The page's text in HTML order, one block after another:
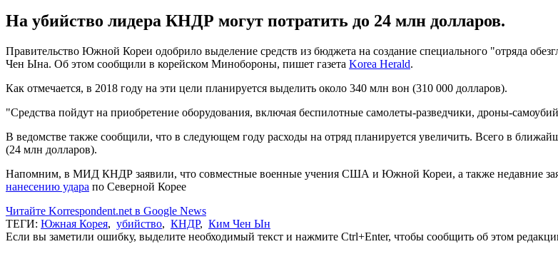
На убийство лидера КНДР могут потратить до 24 млн долларов.
Правительство Южной Кореи одобрило выделение средств из бюджета на создание специального "отряда
Чен Ына. Об этом сообщили в корейском Минобороны, пишет газета Korea Herald.
Как отмечается, в 2018 году на эти цели планируется выделить около 340 млн вон (310 000 долларов).
"Средства пойдут на приобретение оборудования, включая беспилотные самолеты-разведчики, дроны-
В ведомстве также сообщили, что в следующем году расходы на отряд планируется увеличить. Всего в
(24 млн долларов).
Напомним, в МИД КНДР заявили, что совместные военные учения США и Южной Кореи, а также недавние
нанесению удара по Северной Корее
Читайте Korrespondent.net в Google News
ТЕГИ: Южная Корея, убийство, КНДР, Ким Чен Ын
Если вы заметили ошибку, выделите необходимый текст и нажмите Ctrl+Enter, чтобы сообщить об этом